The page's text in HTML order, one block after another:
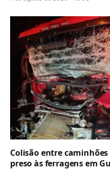
Colisão entre
preso às ferragens em